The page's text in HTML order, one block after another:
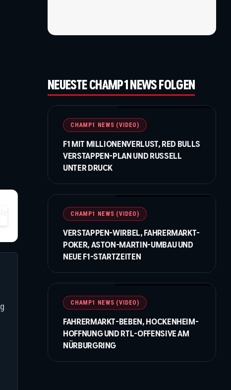
NEUESTE CHAMP1 NEWS FOLGEN
CHAMP1 NEWS (VIDEO)
F1 MIT MILLIONENVERLUST, RED BULLS
VERSTAPPEN-PLAN UND RUSSELL
UNTER DRUCK
CHAMP1 NEWS (VIDEO)
VERSTAPPEN-WIRBEL, FAHRERMARKT-
POKER, ASTON-MARTIN-UMBAU UND
NEUE F1-STARTZEITEN
CHAMP1 NEWS (VIDEO)
FAHRERMARKT-BEBEN, HOCKENHEIM-
HOFFNUNG UND RTL-OFFENSIVE AM
NÜRBURGRING